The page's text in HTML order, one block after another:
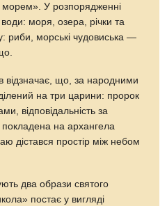
У розпорядженні
моря, озера, річки та
риби, морські чудовиська —
що, за народними
на три царини: пророк
відповідальність за
на архангела
дістався простір між небом
два образи святого
постає у вигляді